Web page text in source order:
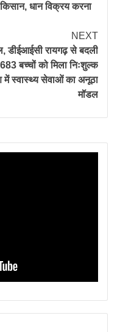
धान विक्रय करना
NEXT
डीईआईसी रायगढ़ से बदली
बच्चों को मिला निःशुल्क
में स्वास्थ्य सेवाओं का अनूठा
मॉडल